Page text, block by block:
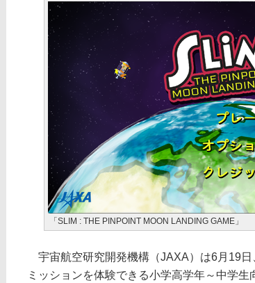
「SLIM : THE PINPOINT MOON LANDING GAME」
宇宙航空研究開発機構（JAXA）は6月19
ミッションを体験できる小学高学年～中学